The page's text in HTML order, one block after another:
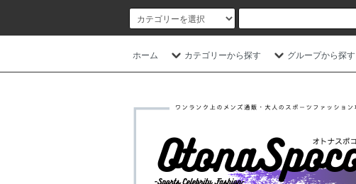
ホーム カテゴリーから探す グループから探す